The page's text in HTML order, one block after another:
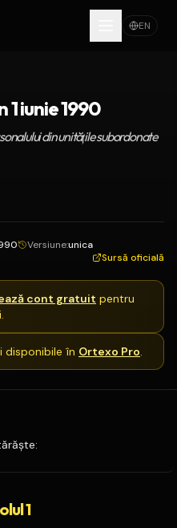
EN
1 iunie 1990
din unităţile subordonate
Versiune:unica
Sursă oficială
cont gratuit pentru
disponibile în Ortexo Pro.
1